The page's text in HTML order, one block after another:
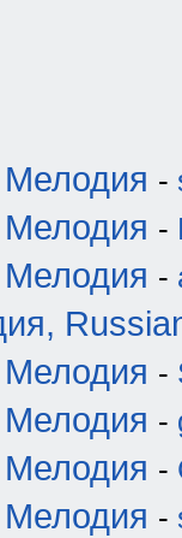
-
-
-
-
-
-
-